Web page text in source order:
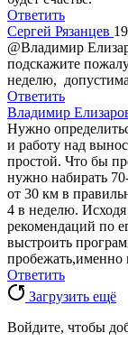
Ответить
Сергей Рязанцев
@Владимир
подскажите
неделю,
Ответить
Владимир
Нужно
и работу над
простой. Что бы
нужно набирать
от 30 км в
4 в неделю. Исходя
рекомендаций по
выстроить
Ответить
Загрузить ещё
Войдите, чтобы